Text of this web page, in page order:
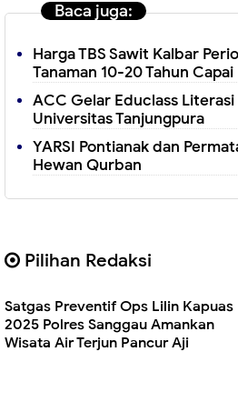
Baca juga:
Harga TBS Sawit Kalbar
Tanaman 10-20 Tahun
ACC Gelar Educlass
Universitas Tanjungpura
YARSI Pontianak dan
Hewan Qurban
Pilihan Redaksi
Satgas Preventif Ops Lilin Kapuas
2025 Polres Sanggau Amankan
Wisata Air Terjun Pancur Aji